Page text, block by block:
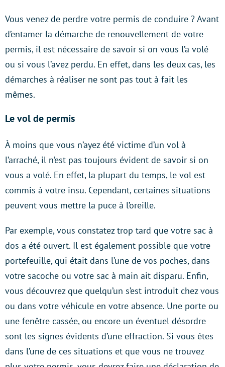
Vous venez de perdre votre permis de conduire ? Avant
d’entamer la démarche de renouvellement de votre
permis, il est nécessaire de savoir si on vous l’a volé
ou si vous l’avez perdu. En effet, dans les deux cas, les
démarches à réaliser ne sont pas tout à fait les
mêmes.
Le vol de permis
À moins que vous n’ayez été victime d’un vol à
l’arraché, il n’est pas toujours évident de savoir si on
vous a volé. En effet, la plupart du temps, le vol est
commis à votre insu. Cependant, certaines situations
peuvent vous mettre la puce à l’oreille.
Par exemple, vous constatez trop tard que votre sac à
dos a été ouvert. Il est également possible que votre
portefeuille, qui était dans l’une de vos poches, dans
votre sacoche ou votre sac à main ait disparu. Enfin,
vous découvrez que quelqu’un s’est introduit chez vous
ou dans votre véhicule en votre absence. Une porte ou
une fenêtre cassée, ou encore un éventuel désordre
sont les signes évidents d’une effraction. Si vous êtes
dans l’une de ces situations et que vous ne trouvez